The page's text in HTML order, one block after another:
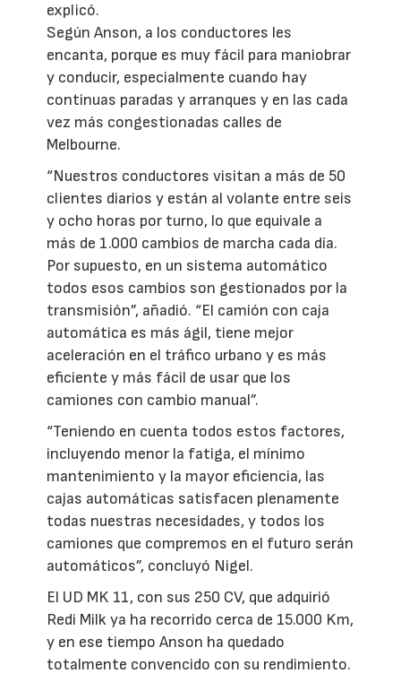
explicó.
Según Anson, a los conductores les
encanta, porque es muy fácil para maniobrar
y conducir, especialmente cuando hay
continuas paradas y arranques y en las cada
vez más congestionadas calles de
Melbourne.
“Nuestros conductores visitan a más de 50
clientes diarios y están al volante entre seis
y ocho horas por turno, lo que equivale a
más de 1.000 cambios de marcha cada día.
Por supuesto, en un sistema automático
todos esos cambios son gestionados por la
transmisión”, añadió. “El camión con caja
automática es más ágil, tiene mejor
aceleración en el tráfico urbano y es más
eficiente y más fácil de usar que los
camiones con cambio manual”.
“Teniendo en cuenta todos estos factores,
incluyendo menor la fatiga, el mínimo
mantenimiento y la mayor eficiencia, las
cajas automáticas satisfacen plenamente
todas nuestras necesidades, y todos los
camiones que compremos en el futuro serán
automáticos”, concluyó Nigel.
El UD MK 11, con sus 250 CV, que adquirió
Redi Milk ya ha recorrido cerca de 15.000 Km,
y en ese tiempo Anson ha quedado
totalmente convencido con su rendimiento.